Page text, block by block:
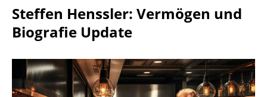
Steffen Henssler: Vermögen und
Biografie Update